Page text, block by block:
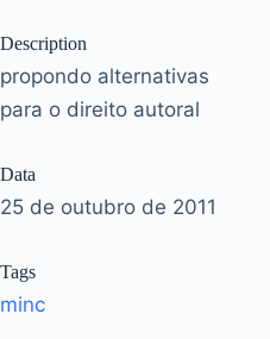
Description
propondo alternativas
para o direito autoral
Data
25 de outubro de 2011
Tags
minc